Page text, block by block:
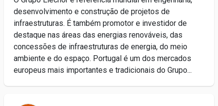
desenvolvimento e construção de projetos de
infraestruturas. É também promotor e investidor de
destaque nas áreas das energias renováveis, das
concessões de infraestruturas de energia, do meio
ambiente e do espaço. Portugal é um dos mercados
europeus mais importantes e tradicionais do Grupo...